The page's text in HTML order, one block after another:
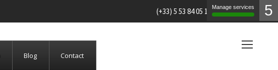
(+33) 5 53 84 05 19
Blog Contact
Manage services 5